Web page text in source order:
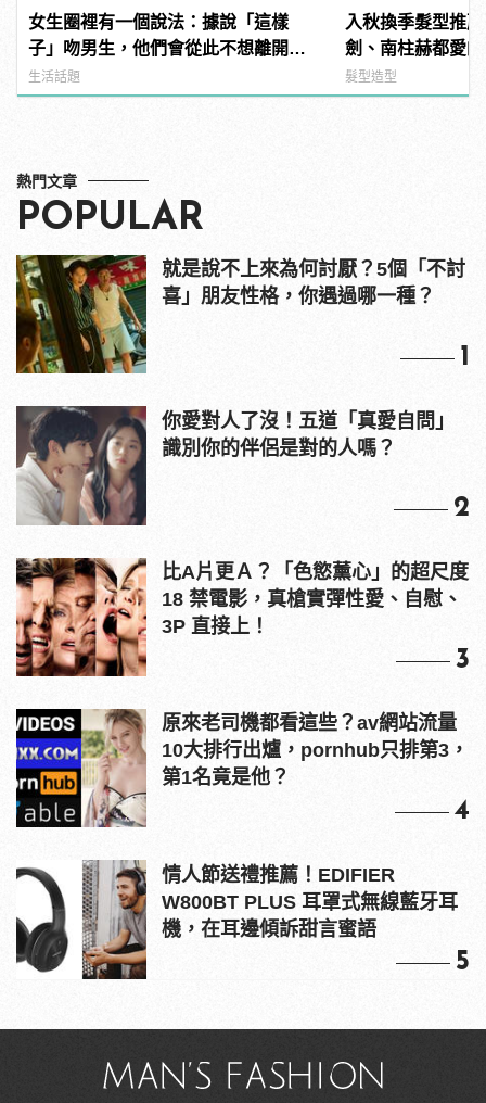
女生圈裡有一個說法：據說「這樣
子」吻男生，他們會從此不想離開自
己！
生活話題
入秋換季髮型推
劍、南柱赫都愛
髮型造型
熱門文章
POPULAR
就是說不上來為何討厭？5個「不討
喜」朋友性格，你遇過哪一種？
1
你愛對人了沒！五道「真愛自問」
識別你的伴侶是對的人嗎？
2
比A片更Ａ？「色慾薰心」的超尺度
18 禁電影，真槍實彈性愛、自慰、
3P 直接上！
3
原來老司機都看這些？av網站流量
10大排行出爐，pornhub只排第3，
第1名竟是他？
4
情人節送禮推薦！EDIFIER
W800BT PLUS 耳罩式無線藍牙耳
機，在耳邊傾訴甜言蜜語
5